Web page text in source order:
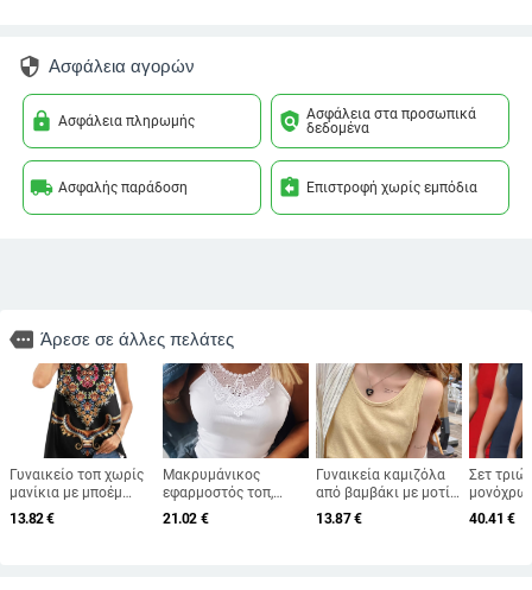
security Ασφάλεια αγορών
lock Ασφάλεια πληρωμής policy Ασφάλεια στα προσωπικά
δεδομένα
local_shipping Ασφαλής παράδοση assignment_return Επιστροφή χωρίς εμπόδια
more Άρεσε σε άλλες πελάτες
Γυναικείο τοπ χωρίς
μανίκια με μποέμ
εκτύπωση και V-
λαιμό, ύφασμα
13.82€
Μακρυμάνικος
εφαρμοστός τοπ,
πολυεστέρας,
περιεκτικότητα 90-
21.02 €
Γυναικεία καμιζόλα
από βαμβάκι με μοτίο
νιφάδων χιονιού –
φαρδιά, χωρίς μανίκια
13.87€
Σετ
στενή
40.41 €